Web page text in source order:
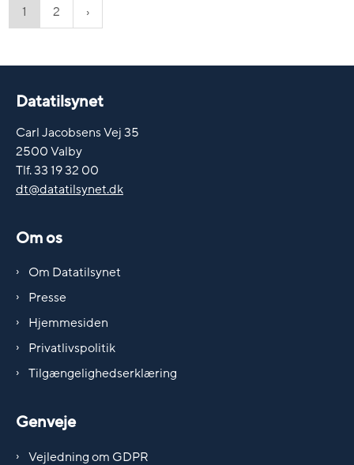
1 2
Datatilsynet
Carl Jacobsens Vej 35
2500 Valby
Tlf. 33 19 32 00
dt@datatilsynet.dk
Om os
Om Datatilsynet
Presse
Hjemmesiden
Privatlivspolitik
Tilgængelighedserklæring
Genveje
Vejledning om GDPR